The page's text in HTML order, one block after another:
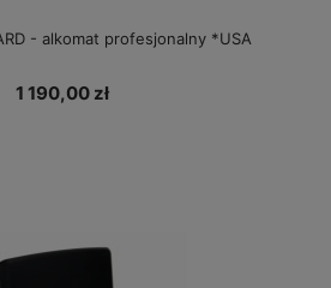
- alkomat profesjonalny *USA
1 190,00 zł